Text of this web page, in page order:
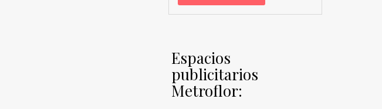
Espacios
publicitarios
Metroflor: